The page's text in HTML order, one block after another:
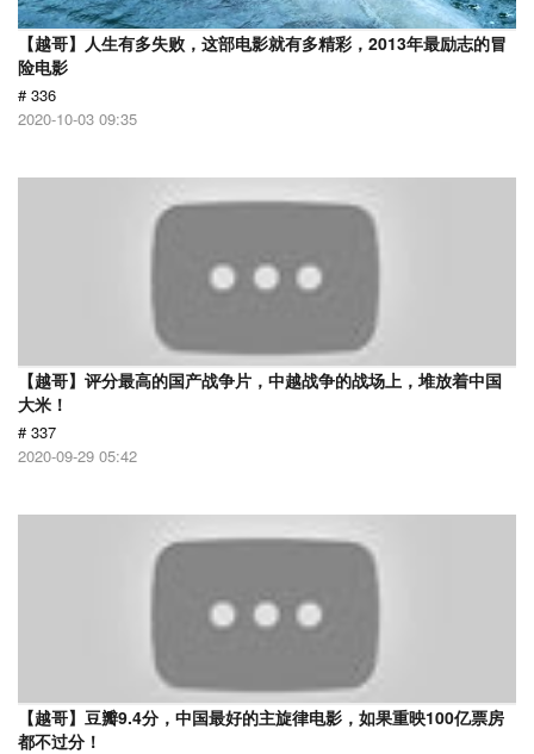
【越哥】人生有多失败，这部电影就有多精彩，2013年最励志的冒
险电影
# 336
2020-10-03 09:35
【越哥】评分最高的国产战争片，中越战争的战场上，堆放着中国
大米！
# 337
2020-09-29 05:42
【越哥】豆瓣9.4分，中国最好的主旋律电影，如果重映100亿票房
都不过分！